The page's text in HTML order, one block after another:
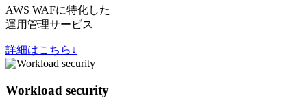
AWS WAFに特化した
運用管理サービス
詳細はこちら↓
Workload security